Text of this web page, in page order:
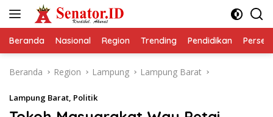
Beranda Nasional Region Trending Pendidikan
Beranda Region Lampung Lampung Barat
Lampung Barat, Politik